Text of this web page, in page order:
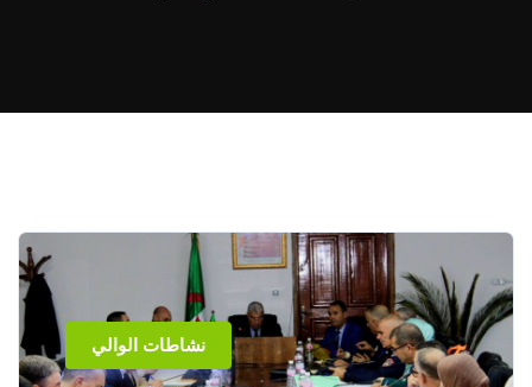
نشاطات الوالي